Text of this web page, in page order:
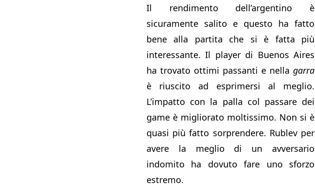
Il rendimento dell’argentino è
sicuramente salito e questo ha fatto
bene alla partita che si è fatta più
interessante. Il player di Buenos Aires
ha trovato ottimi passanti e nella garra
è riuscito ad esprimersi al meglio.
L’impatto con la palla col passare dei
game è migliorato moltissimo. Non si è
quasi più fatto sorprendere. Rublev per
avere la meglio di un avversario
indomito ha dovuto fare uno sforzo
estremo.